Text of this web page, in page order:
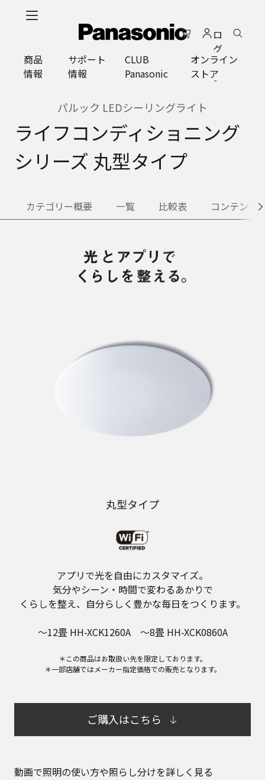
ロ
グ
イ
ン
商品
情報
サポート
情報
CLUB
Panasonic
オンライン
ストア
パルック LEDシーリングライト
ライフコンディショニング
シリーズ 丸型タイプ
カテゴリー概要 一覧 比較表 コンテンツ
丸型タイプ
アプリで光を自由にカスタマイズ。
気分やシーン・時間で変わるあかりで
くらしを整え、自分らしく豊かな毎日をつくります。
～12畳 HH-XCK1260A ～8畳 HH-XCK0860A
＊この商品はお取扱い先を限定しております。
＊一部店舗ではメーカー指定価格での販売となります。
ご購入はこちら
動画で照明の使い方や照らし分けを詳しく見る